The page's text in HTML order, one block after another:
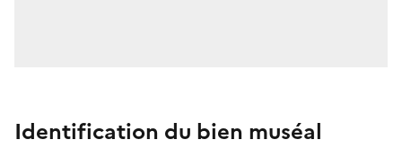
Identification du bien muséal